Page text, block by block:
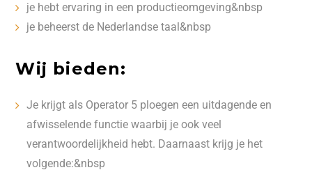
je hebt ervaring in een productieomgeving&nbsp
je beheerst de Nederlandse taal&nbsp
Wij bieden:
Je krijgt als Operator 5 ploegen een uitdagende en
afwisselende functie waarbij je ook veel
verantwoordelijkheid hebt. Daarnaast krijg je het
volgende:&nbsp